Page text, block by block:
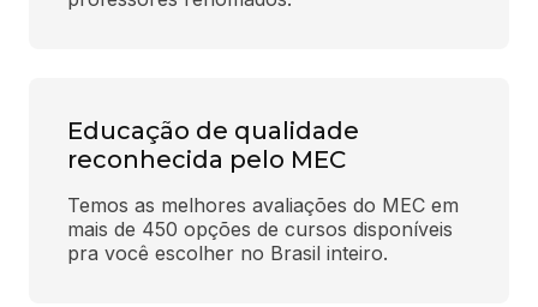
Educação de qualidade
reconhecida pelo MEC
Temos as melhores avaliações do MEC em
mais de 450 opções de cursos disponíveis
pra você escolher no Brasil inteiro.